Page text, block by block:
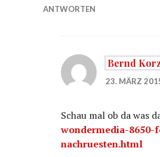
ANTWORTEN
Bernd Korz
23. MÄRZ
Schau mal ob da was
wondermedia-
nachruesten.html